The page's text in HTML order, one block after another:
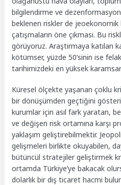
bilgilendirme ve
beklenen riskler de jeoekonomik
çatışmaların öne çıkması. Bu
görüyoruz. Araştırmaya katılan
kötümser, yüzde 50’sinin ise
tarihimizdeki en yüksek
Küresel ölçekte yaşanan çoklu
bir dönüşümden geçtiğini
kurumlar için asıl fark yaratan,
ve değişen risk ortamına karşı
yaklaşım geliştirebilmektir.
gelişmeleri birlikte okuyabilen,
bütüncül stratejiler geliştirmek
ortamda Türkiye’ye bakacak
dolarlık bir dış ticaret hacmi